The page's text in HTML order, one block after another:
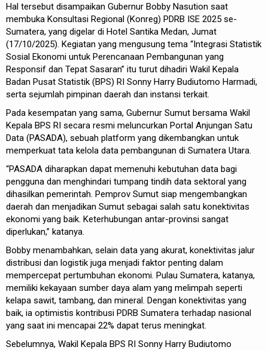
Hal tersebut disampaikan Gubernur Bobby Nasution saat
membuka Konsultasi Regional (Konreg) PDRB ISE 2025 se-
Sumatera, yang digelar di Hotel Santika Medan, Jumat
(17/10/2025). Kegiatan yang mengusung tema “Integrasi Statistik
Sosial Ekonomi untuk Perencanaan Pembangunan yang
Responsif dan Tepat Sasaran” itu turut dihadiri Wakil Kepala
Badan Pusat Statistik (BPS) RI Sonny Harry Budiutomo Harmadi,
serta sejumlah pimpinan daerah dan instansi terkait.
Pada kesempatan yang sama, Gubernur Sumut bersama Wakil
Kepala BPS RI secara resmi meluncurkan Portal Anjungan Satu
Data (PASADA), sebuah platform yang dikembangkan untuk
memperkuat tata kelola data pembangunan di Sumatera Utara.
“PASADA diharapkan dapat memenuhi kebutuhan data bagi
pengguna dan menghindari tumpang tindih data sektoral yang
dihasilkan pemerintah. Pemprov Sumut siap mengembangkan
daerah dan menjadikan Sumut sebagai salah satu konektivitas
ekonomi yang baik. Keterhubungan antar-provinsi sangat
diperlukan,” katanya.
Bobby menambahkan, selain data yang akurat, konektivitas jalur
distribusi dan logistik juga menjadi faktor penting dalam
mempercepat pertumbuhan ekonomi. Pulau Sumatera, katanya,
memiliki kekayaan sumber daya alam yang melimpah seperti
kelapa sawit, tambang, dan mineral. Dengan konektivitas yang
baik, ia optimistis kontribusi PDRB Sumatera terhadap nasional
yang saat ini mencapai 22% dapat terus meningkat.
Sebelumnya, Wakil Kepala BPS RI Sonny Harry Budiutomo